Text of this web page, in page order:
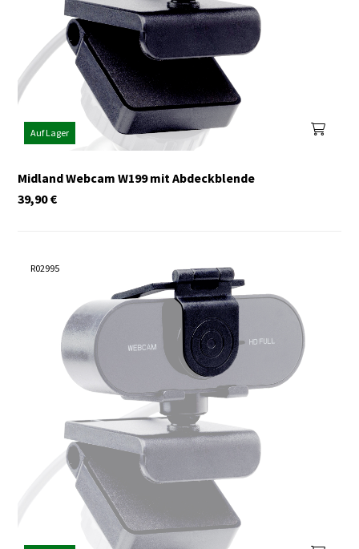
Auf Lager
Midland Webcam W199 mit Abdeckblende
€
39,90
R02995